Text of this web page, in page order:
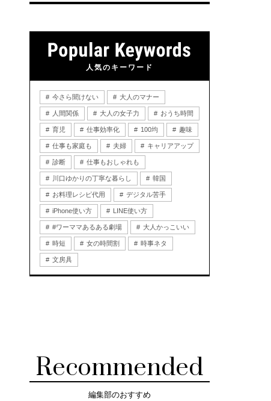
人気のキーワード
今さら聞けない 大人のマナー
人間関係 大人の女子力 おうち時間
育児 仕事効率化 100均 趣味
仕事も家庭も 夫婦 キャリアアップ
診断 仕事もおしゃれも
川口ゆかりの丁寧な暮らし 韓国
お料理レシピ代用 デジタル苦手
iPhone使い方 LINE使い方
#ワーママあるある劇場 大人かっこいい
時短 女の時間割 時事ネタ
文房具
Recommended
編集部のおすすめ